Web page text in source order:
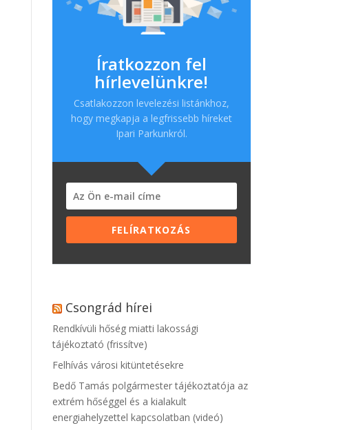
Íratkozzon fel
hírlevelünkre!
Csatlakozzon levelezési listánkhoz,
hogy megkapja a legfrissebb híreket
Ipari Parkunkról.
FELÍRATKOZÁS
Csongrád hírei
Rendkívüli hőség miatti lakossági
tájékoztató (frissítve)
Felhívás városi kitüntetésekre
Bedő Tamás polgármester tájékoztatója az
extrém hőséggel és a kialakult
energiahelyzettel kapcsolatban (videó)